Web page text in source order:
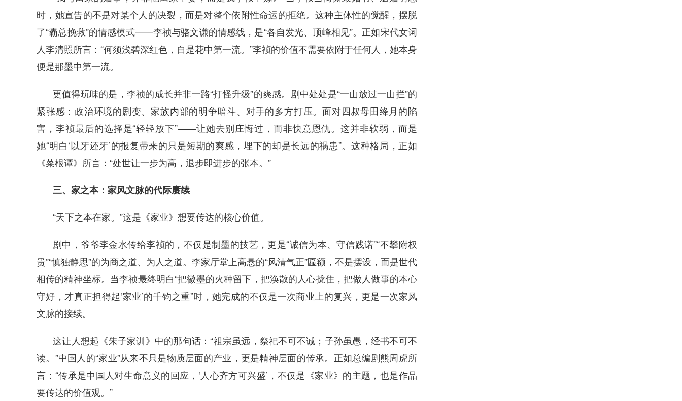
时，她宣告的不是对某个人的决裂，而是对整个依附性命运的拒绝。这种主体性的觉醒，摆脱
了“霸总挽救”的情感模式——李祯与骆文谦的情感线，是“各自发光、顶峰相见”。正如宋代女词
人李清照所言：“何须浅碧深红色，自是花中第一流。”李祯的价值不需要依附于任何人，她本身
便是那墨中第一流。
更值得玩味的是，李祯的成长并非一路“打怪升级”的爽感。剧中处处是“一山放过一山拦”的
紧张感：政治环境的剧变、家族内部的明争暗斗、对手的多方打压。面对四叔母田绛月的陷
害，李祯最后的选择是“轻轻放下”——让她去别庄悔过，而非快意恩仇。这并非软弱，而是
她“明白‘以牙还牙’的报复带来的只是短期的爽感，埋下的却是长远的祸患”。这种格局，正如
《菜根谭》所言：“处世让一步为高，退步即进步的张本。”
三、家之本：家风文脉的代际赓续
“天下之本在家。”这是《家业》想要传达的核心价值。
剧中，爷爷李金水传给李祯的，不仅是制墨的技艺，更是“诚信为本、守信践诺”“不攀附权
贵”“慎独静思”的为商之道、为人之道。李家厅堂上高悬的“风清气正”匾额，不是摆设，而是世代
相传的精神坐标。当李祯最终明白“把徽墨的火种留下，把涣散的人心拢住，把做人做事的本心
守好，才真正担得起‘家业’的千钧之重”时，她完成的不仅是一次商业上的复兴，更是一次家风
文脉的接续。
这让人想起《朱子家训》中的那句话：“祖宗虽远，祭祀不可不诚；子孙虽愚，经书不可不
读。”中国人的“家业”从来不只是物质层面的产业，更是精神层面的传承。正如总编剧熊周虎所
言：“传承是中国人对生命意义的回应，‘人心齐方可兴盛’，不仅是《家业》的主题，也是作品
要传达的价值观。”